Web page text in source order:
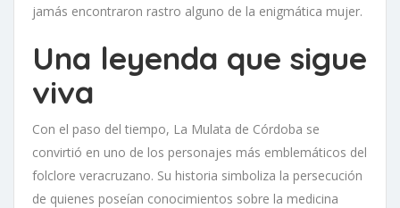
jamás encontraron rastro alguno de la enigmática mujer.
Una leyenda que sigue
viva
Con el paso del tiempo, La Mulata de Córdoba se
convirtió en uno de los personajes más emblemáticos del
folclore veracruzano. Su historia simboliza la persecución
de quienes poseían conocimientos sobre la medicina